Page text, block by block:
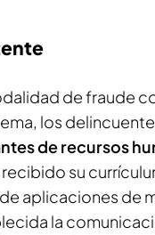
de fraude
los
de recursos
su
aplicaciones de
la